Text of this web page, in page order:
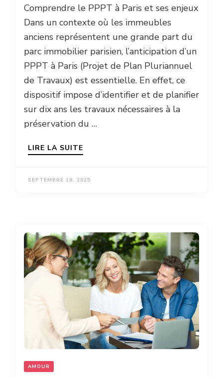
Comprendre le PPPT à Paris et ses enjeux
Dans un contexte où les immeubles
anciens représentent une grande part du
parc immobilier parisien, l’anticipation d’un
PPPT à Paris (Projet de Plan Pluriannuel
de Travaux) est essentielle. En effet, ce
dispositif impose d’identifier et de planifier
sur dix ans les travaux nécessaires à la
préservation du …
LIRE LA SUITE
SEPTEMBRE 18, 2025
AMOUR